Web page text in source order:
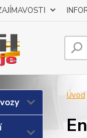
Úvod